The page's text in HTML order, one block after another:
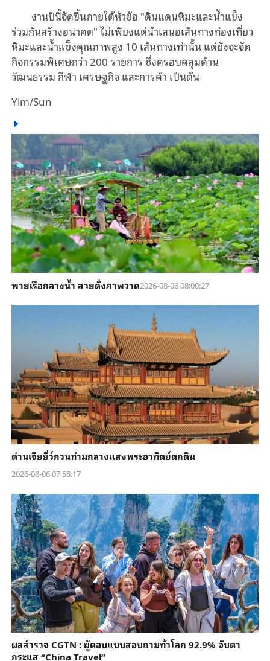
งานปีนี้จัดขึ้นภายใต้หัวข้อ "ดินแดนหิมะและน้ำแข็ง
ร่วมกันสร้างอนาคต" ไม่เพียงแต่นำเสนอเส้นทางท่องเที่ยว
หิมะและน้ำแข็งคุณภาพสูง 10 เส้นทางเท่านั้น แต่ยังจะจัด
กิจกรรมพิเศษกว่า 200 รายการ ซึ่งครอบคลุมด้าน
วัฒนธรรม กีฬา เศรษฐกิจ และการค้า เป็นต้น
Yim/Sun
พายเรือกลางน้ำ สวยดั่งภาพวาด2026-08-06 08:00:27
ด่านเจียยี่ว์กวนท่ามกลางแสงพระอาทิตย์ตกดิน
2026-08-06 07:58:17
ผลสำรวจ CGTN : ผู้ตอบแบบสอบถามทั่วโลก 92.9% จับตา
กระแส “China Travel”